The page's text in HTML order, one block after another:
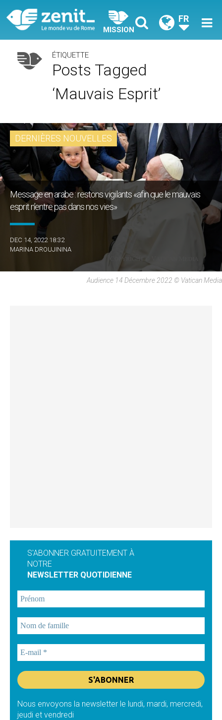
MISSION
FR
ÉTIQUETTE
Posts Tagged
‘mauvais Esprit’
DERNIÈRES NOUVELLES
Message en arabe : restons vigilants «afin que le mauvais
esprit n’entre pas dans nos vies»
DEC 14, 2022 18:32
MARINA DROUJININA
Audience 14 Décembre 2022 © Vatican Media
S'ABONNER GRATUITEMENT À
NOTRE
NEWSLETTER QUOTIDIENNE
Nous envoyons la newsletter le lundi, mardi, mercredi,
jeudi et vendredi